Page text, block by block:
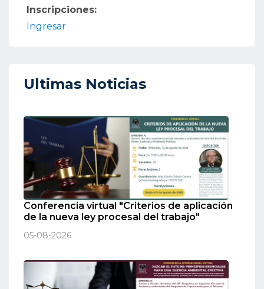
Inscripciones:
Ingresar
Ultimas Noticias
Conferencia virtual "Criterios de aplicación
de la nueva ley procesal del trabajo"
05-08-2026